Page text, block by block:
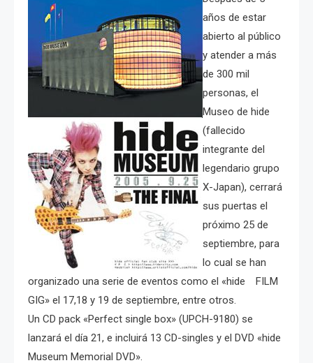
años de estar
abierto al público
y atender a más
de 300 mil
personas, el
Museo de hide
(fallecido
integrante del
legendario grupo
X-Japan), cerrará
sus puertas el
próximo 25 de
septiembre, para
lo cual se han
organizado una serie de eventos como el «hide FILM
GIG» el 17,18 y 19 de septiembre, entre otros.
Un CD pack «Perfect single box» (UPCH-9180) se
lanzará el día 21, e incluirá 13 CD-singles y el DVD «hide
Museum Memorial DVD».